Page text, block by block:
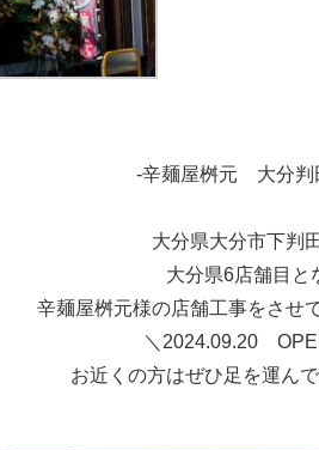
-辛麺屋桝元 大分判
大分県大分市下判
大分県6店舗目と
辛麺屋桝元様の店舗工事をさせ
＼2024.09.20
お近くの方はぜひ足を運ん